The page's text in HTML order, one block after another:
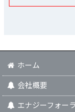
ホーム
会社概要
エナジーフォー